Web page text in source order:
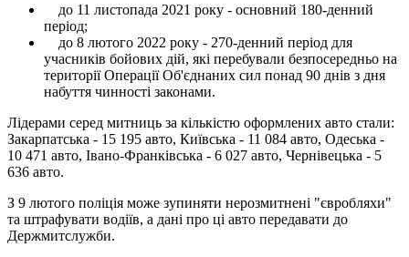
до 11 листопада 2021 року - основний 180-денний
період;
до 8 лютого 2022 року - 270-денний період для
учасників бойових дій, які перебували безпосередньо на
території Операції Об'єднаних сил понад 90 днів з дня
набуття чинності законами.
Лідерами серед митниць за кількістю оформлених авто стали:
Закарпатська - 15 195 авто, Київська - 11 084 авто, Одеська -
10 471 авто, Івано-Франківська - 6 027 авто, Чернівецька - 5
636 авто.
З 9 лютого поліція може зупиняти нерозмитнені "євробляхи"
та штрафувати водіїв, а дані про ці авто передавати до
Держмитслужби.